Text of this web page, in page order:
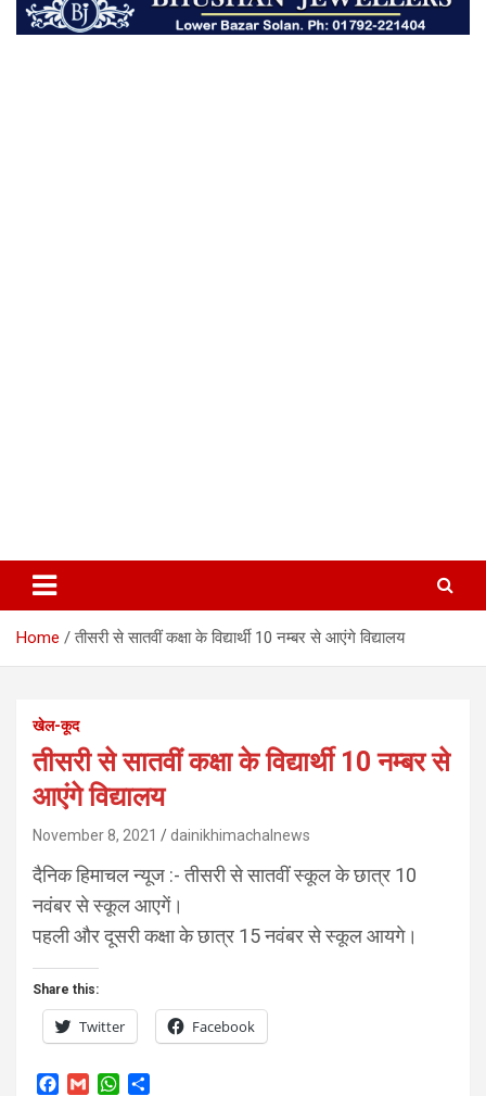
Home तीसरी से सातवीं कक्षा के विद्यार्थी 10 नम्बर से आएंगे विद्यालय
खेल-कूद
तीसरी से सातवीं कक्षा के विद्यार्थी 10 नम्बर से
आएंगे विद्यालय
November 8, 2021 dainikhimachalnews
दैनिक हिमाचल न्यूज :- तीसरी से सातवीं स्कूल के छात्र 10
नवंबर से स्कूल आएगें।
पहली और दूसरी कक्षा के छात्र 15 नवंबर से स्कूल आयगे।
Share this:
Twitter Facebook
W